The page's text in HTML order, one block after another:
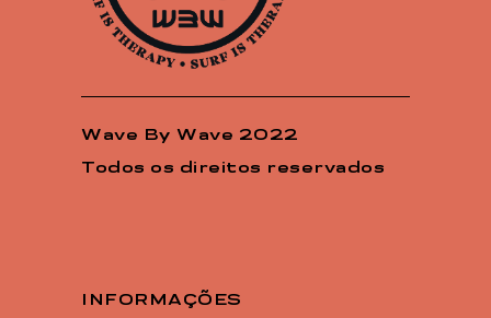
Wave By Wave 2022
Todos os direitos reservados
INFORMAÇÕES